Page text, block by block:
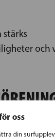
oss
din